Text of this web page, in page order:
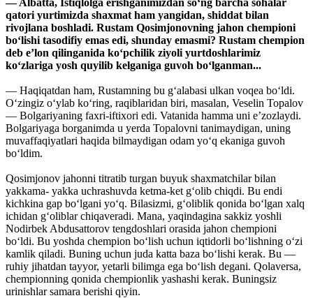
qatori yurtimizda shaxmat ham yangidan, shiddat bilan
rivojlana boshladi. Rustam Qosimjonovning jahon chempioni
bo‘lishi tasodifiy emas edi, shunday emasmi? Rustam chempion
deb e’lon qilinganida ko‘pchilik ziyoli yurtdoshlarimiz
ko‘zlariga yosh quyilib kelganiga guvoh bo‘lganman...
— Haqiqatdan ham, Rustamning bu g‘alabasi ulkan voqea bo‘ldi.
O‘zingiz o‘ylab ko‘ring, raqiblaridan biri, masalan, Veselin Topalov
— Bolgariyaning faxri-iftixori edi. Vatanida hamma uni e’zozlaydi.
Bolgariyaga borganimda u yerda Topalovni tanimaydigan, uning
muvaffaqiyatlari haqida bilmaydigan odam yo‘q ekaniga guvoh
bo‘ldim.
Qosimjonov jahonni titratib turgan buyuk shaxmatchilar bilan
yakkama- yakka uchrashuvda ketma-ket g‘olib chiqdi. Bu endi
kichkina gap bo‘lgani yo‘q. Bilasizmi, g‘oliblik qonida bo‘lgan xalq
ichidan g‘oliblar chiqaveradi. Mana, yaqindagina sakkiz yoshli
Nodirbek Abdusattorov tengdoshlari orasida jahon chempioni
bo‘ldi. Bu yoshda chempion bo‘lish uchun iqtidorli bo‘lishning o‘zi
kamlik qiladi. Buning uchun juda katta baza bo‘lishi kerak. Bu —
ruhiy jihatdan tayyor, yetarli bilimga ega bo‘lish degani. Qolaversa,
chempionning qonida chempionlik yashashi kerak. Buningsiz
urinishlar samara berishi qiyin.